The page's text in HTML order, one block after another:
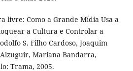
livre: Como a Grande Mídia Usa a
a Cultura e Controlar a
S. Filho Cardoso, Joaquim
Mariana Bandarra,
Trama, 2005.